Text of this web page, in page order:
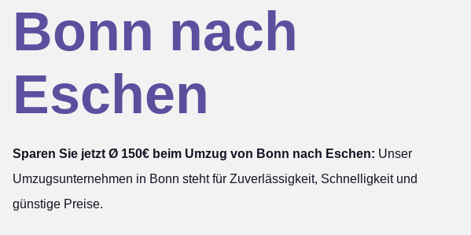
Bonn nach
Eschen
Sparen Sie jetzt Ø 150€ beim Umzug von Bonn nach Eschen: Unser
Umzugsunternehmen in Bonn steht für Zuverlässigkeit, Schnelligkeit und
günstige Preise.